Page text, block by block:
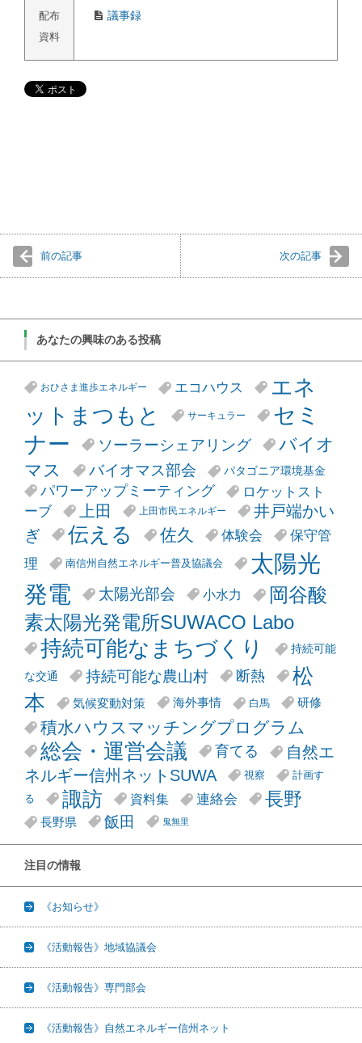
配布
資料
議事録
前の記事 次の記事
あなたの興味のある投稿
おひさま進歩エネルギー エコハウス
エネ
ットまつもと
サーキュラー
セミ
ナー
ソーラーシェアリング
バイオ
マス
バイオマス部会 パタゴニア環境基金
パワーアップミーティング
ロケットスト
ーブ
上田 上田市民エネルギー
井戸端かい
ぎ
伝える 佐久 体験会
保守管
理
南信州自然エネルギー普及協議会
太陽光
発電
太陽光部会 小水力
岡谷酸
素太陽光発電所SUWACO Labo
持続可能なまちづくり 持続可能
な交通 持続可能な農山村 断熱
松
本
気候変動対策 海外事情 白馬 研修
積水ハウスマッチングプログラム
総会・運営会議 育てる
自然エ
ネルギー信州ネットSUWA
視察
計画す
る
諏訪 資料集 連絡会 長野
長野県 飯田 鬼無里
注目の情報
《お知らせ》
《活動報告》地域協議会
《活動報告》専門部会
《活動報告》自然エネルギー信州ネット